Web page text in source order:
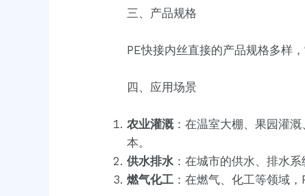
三、产品规格
PE快接内丝直接的产品规格多样
四、应用场景
农业灌溉：在温室大棚、果园灌
本。
供水排水 ：在城市的供水、排水
燃气化工 ：在燃气、化工等领域